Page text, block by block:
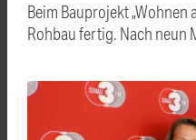
Beim Bauprojekt „Wohnen
Rohbau fertig. Nach neun